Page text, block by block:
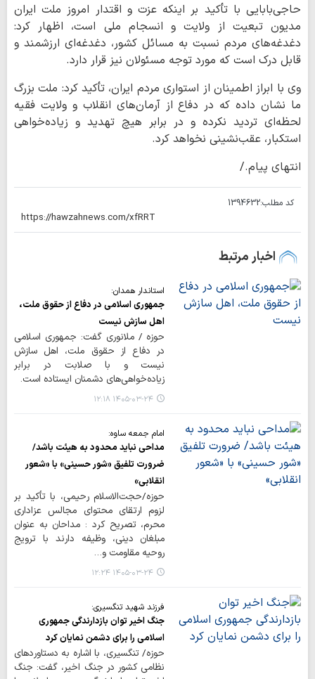
حاجی‌بابایی با تأکید بر اینکه عزت و اقتدار امروز ملت ایران
مدیون تبعیت از ولایت و انسجام ملی است، اظهار کرد:
دغدغه‌های مردم نسبت به مسائل کشور، دغدغه‌ای ارزشمند و
قابل درک است که مورد توجه مسئولان نیز قرار دارد.
وی با ابراز اطمینان از استواری مردم ایران، تأکید کرد: ملت بزرگ
ما نشان داده که در دفاع از آرمان‌های انقلاب و ولایت فقیه
لحظه‌ای تردید نکرده و در برابر هیچ تهدید و زیاده‌خواهی
استکبار، عقب‌نشینی نخواهد کرد.
انتهای پیام./
کد مطلب:1394632
اخبار مرتبط
استاندار همدان:
جمهوری اسلامی در دفاع از حقوق ملت،
اهل سازش نیست
حوزه / ملانوری گفت: جمهوری اسلامی
در دفاع از حقوق ملت، اهل سازش
نیست و با صلابت در برابر
زیاده‌خواهی‌های دشمنان ایستاده است.
۱۴۰۵-۰۳-۲۴ ۱۲:۱۸
امام جمعه ساوه:
مداحی نباید محدود به هیئت باشد/
ضرورت تلفیق «شور حسینی» با «شعور
انقلابی»
حوزه/حجت‌الاسلام رحیمی، با تأکید بر
لزوم ارتقای محتوای مجالس عزاداری
محرم، تصریح کرد : مداحان به عنوان
مبلغان دینی، وظیفه دارند با ترویج
روحیه مقاومت و…
۱۴۰۵-۰۳-۲۴ ۱۲:۲۴
فرزند شهید تنگسیری:
جنگ اخیر توان بازدارندگی جمهوری
اسلامی را برای دشمن نمایان کرد
حوزه/ تنگسیری، با اشاره به دستاوردهای
نظامی کشور در جنگ اخیر، گفت: جنگ